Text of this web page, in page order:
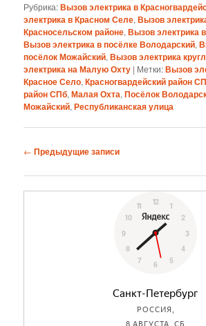
Рубрика:Вызов электрика в
электрика в Красном Селе,Вызов
Красносельском районе,Вызов электрика
Вызов электрика в посёлке Володарский,
посёлок Можайский,Вызов электрика
электрика на Малую Охту | Метки:Вызов
Красное Село,Красногвардейский район
район СПб,Малая Охта,Посёлок
Можайский,Республиканская улица
Навигация
записям
← Предыдущие записи